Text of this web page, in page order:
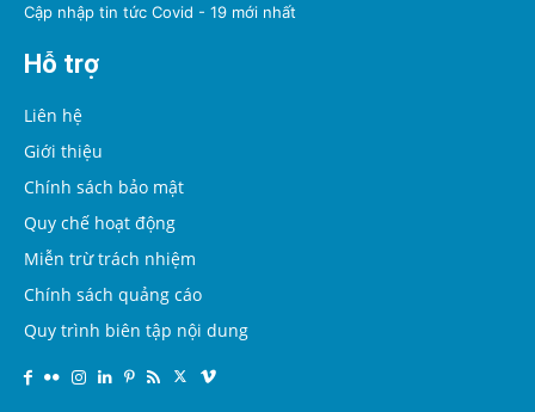
Cập nhập tin tức Covid - 19 mới nhất
Hỗ trợ
Liên hệ
Giới thiệu
Chính sách bảo mật
Quy chế hoạt động
Miễn trừ trách nhiệm
Chính sách quảng cáo
Quy trình biên tập nội dung